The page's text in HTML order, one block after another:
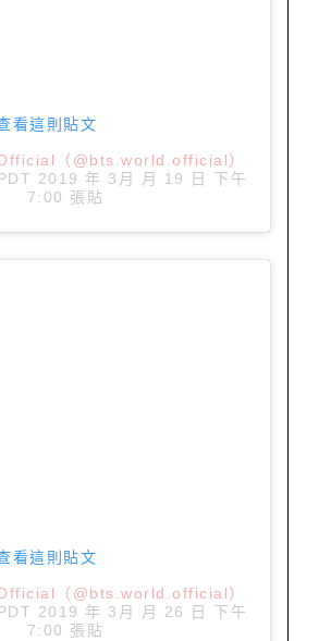
看這則貼文
（@bts.world.official）
2019 年 3月 月 19 日 下午
7:00 張貼
看這則貼文
（@bts.world.official）
2019 年 3月 月 26 日 下午
7:00 張貼